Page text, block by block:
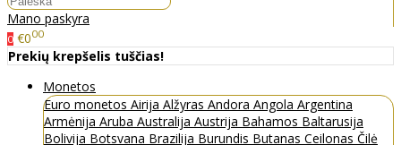
Mano paskyra
0 €000
Prekių krepšelis tuščias!
Monetos
Euro monetos Airija Alžyras Andora Angola Argentina
Armėnija Aruba Australija Austrija Bahamos Baltarusija
Bolivija Botsvana Brazilija Burundis Butanas Ceilonas Čilė